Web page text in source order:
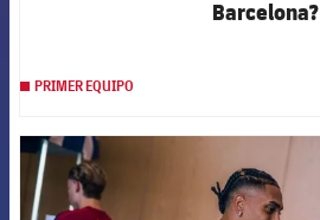
Barcelona?
PRIMER EQUIPO